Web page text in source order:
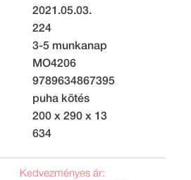
2021.05.03.
224
3-5 munkanap
MO4206
9789634867395
puha kötés
200 x 290 x 13
634
Kedvezményes ár: